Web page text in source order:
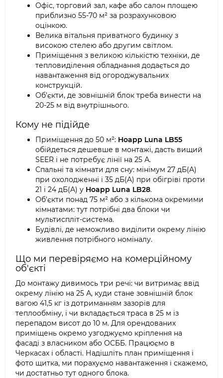
Офіс, торговий зал, кафе або салон площею
приблизно 55-70 м² за розрахунковою
оцінкою.
Велика вітальня приватного будинку з
високою стелею або другим світлом.
Приміщення з великою кількістю техніки, де
тепловиділення обладнання додається до
навантаження від огороджувальних
конструкцій.
Об'єкти, де зовнішній блок треба винести на
20-25 м від внутрішнього.
Кому не підійде
Приміщення до 50 м²: Hoapp Luna LB55
обійдеться дешевше в монтажі, дасть вищий
SEER і не потребує лінії на 25 А.
Спальні та кімнати для сну: мінімум 27 дБ(A)
при охолодженні і 35 дБ(A) при обігріві проти
21 і 24 дБ(A) у Hoapp Luna LB28.
Об'єкти понад 75 м² або з кількома окремими
кімнатами: тут потрібні два блоки чи
мультиспліт-система.
Будівлі, де неможливо виділити окрему лінію
живлення потрібного номіналу.
Що ми перевіряємо на комерційному
об'єкті
До монтажу дивимось три речі: чи витримає ввід
окрему лінію на 25 А, куди стане зовнішній блок
вагою 41,5 кг із дотриманням зазорів для
теплообміну, і чи вкладається траса в 25 м із
перепадом висот до 10 м. Для орендованих
приміщень окремо узгоджуємо кріплення на
фасаді з власником або ОСББ. Працюємо в
Черкасах і області. Надішліть план приміщення і
фото щитка, ми порахуємо навантаження і скажемо,
чи достатньо тут одного блока.